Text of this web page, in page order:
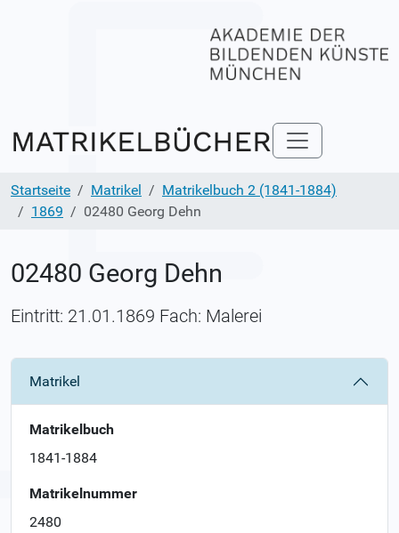
Startseite Matrikel
Matrikelbuch 2 (1841-1884)
1869
02480 Georg Dehn
02480 Georg Dehn
Eintritt: 21.01.1869 Fach: Malerei
Matrikel
Matrikelbuch
1841-1884
Matrikelnummer
2480